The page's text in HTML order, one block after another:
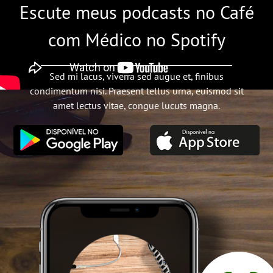
Escute meus podcasts no Café
com Médico no Spotify
Sed mi lacus, viverra sed augue et, finibus
condimentum nisi. Praesent tellus urna, euismod sit
amet lectus vitae, congue lucuts magna.